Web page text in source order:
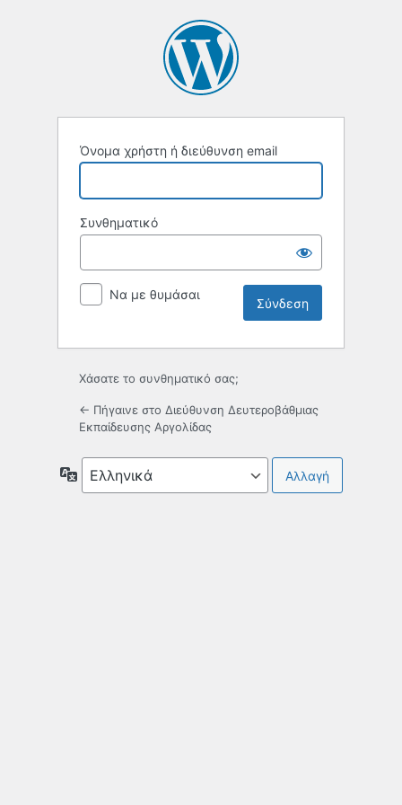
Όνομα χρήστη ή διεύθυνση email
Συνθηματικό
Να με θυμάσαι
Χάσατε το συνθηματικό σας;
← Πήγαινε στο Διεύθυνση Δευτεροβάθμιας
Εκπαίδευσης Αργολίδας
Γλώσσα